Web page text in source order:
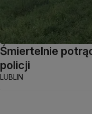
Śmiertelnie
policji
LUBLIN